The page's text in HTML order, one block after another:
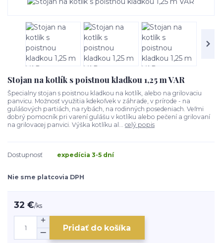
Stojan na kotlík s poistnou kladkou 1,25 m VAR
Špecialny stojan s poistnou kladkou na kotlík, alebo na grilovaciu
panvicu. Možnosť využitia kdekoľvek v záhrade, v prírode - na
gulášových partiách, na rybách, na rodinných posedeniach. Veľmi
dobrý pomocník pri varení gulášu v kotlíku alebo pečení a grilovaní
na grilovacej panvici. Výška kotlíku al... celý popis
Dostupnosť expedícia 3-5 dní
Nie sme platcovia DPH
32 €/ks
Pridať do košíka